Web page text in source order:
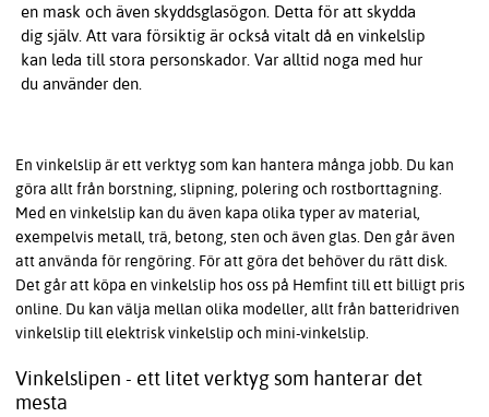
en mask och även skyddsglasögon. Detta för att skydda
dig själv. Att vara försiktig är också vitalt då en vinkelslip
kan leda till stora personskador. Var alltid noga med hur
du använder den.
En vinkelslip är ett verktyg som kan hantera många jobb. Du kan
göra allt från borstning, slipning, polering och rostborttagning.
Med en vinkelslip kan du även kapa olika typer av material,
exempelvis metall, trä, betong, sten och även glas. Den går även
att använda för rengöring. För att göra det behöver du rätt disk.
Det går att köpa en vinkelslip hos oss på Hemfint till ett billigt pris
online. Du kan välja mellan olika modeller, allt från batteridriven
vinkelslip till elektrisk vinkelslip och mini-vinkelslip.
Vinkelslipen - ett litet verktyg som hanterar det
mesta